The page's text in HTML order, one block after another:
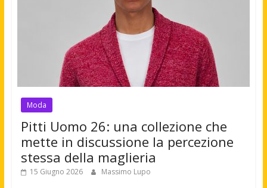
Moda
Pitti Uomo 26: una collezione che
mette in discussione la percezione
stessa della maglieria
15 Giugno 2026 Massimo Lupo